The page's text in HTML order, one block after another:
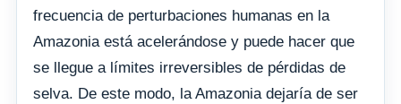
frecuencia de perturbaciones humanas en la
Amazonia está acelerándose y puede hacer que
se llegue a límites irreversibles de pérdidas de
selva. De este modo, la Amazonia dejaría de ser